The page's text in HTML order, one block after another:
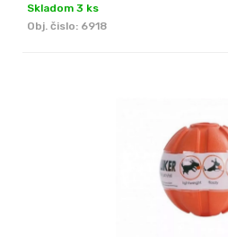
Skladom 3 ks
Obj. čislo: 6918